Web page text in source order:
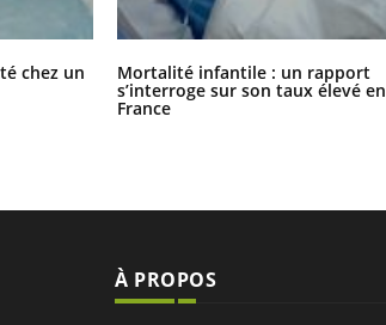
chez un Mortalité infantile : un rapport
s’interroge sur son taux élevé en
France
À PROPOS